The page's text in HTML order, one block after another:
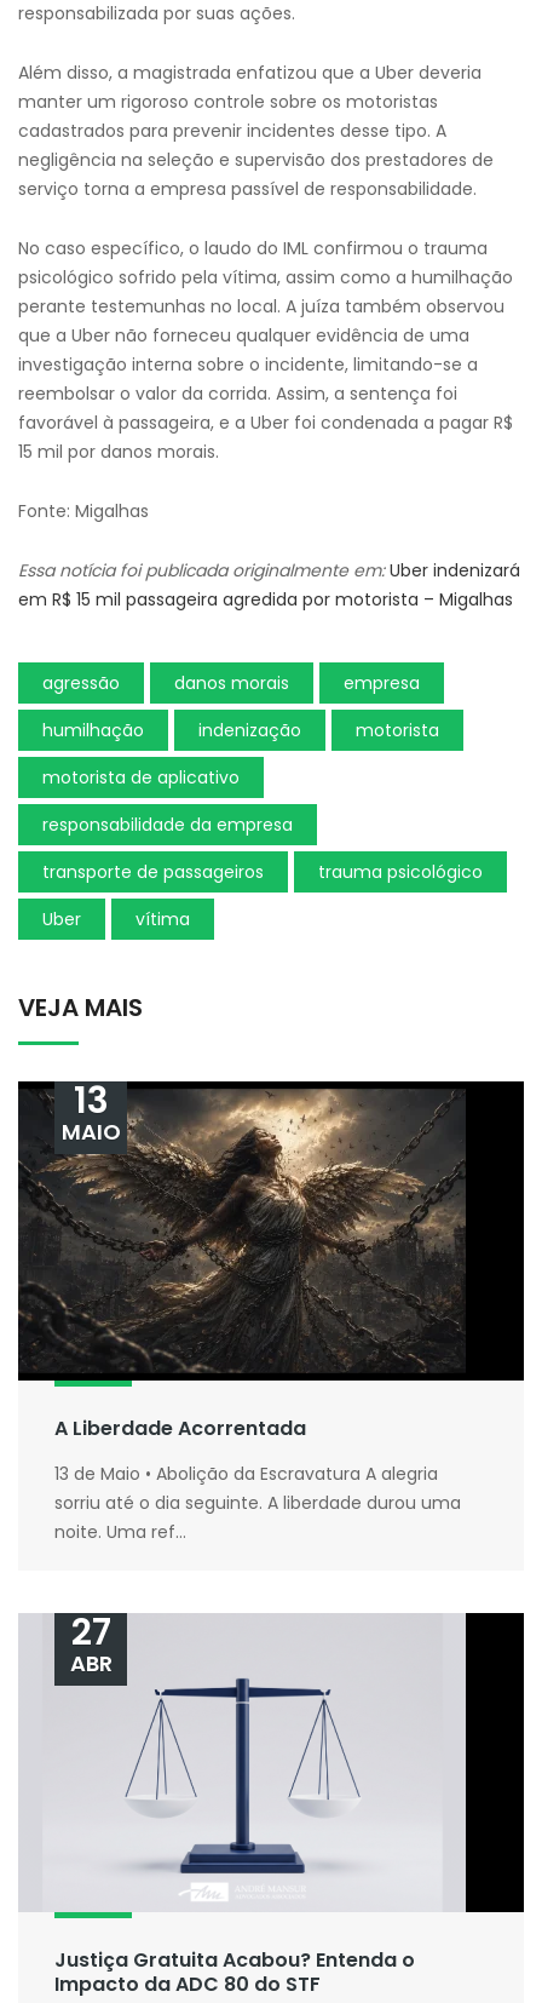
responsabilizada por suas ações.
Além disso, a magistrada enfatizou que a Uber deveria
manter um rigoroso controle sobre os motoristas
cadastrados para prevenir incidentes desse tipo. A
negligência na seleção e supervisão dos prestadores de
serviço torna a empresa passível de responsabilidade.
No caso específico, o laudo do IML confirmou o trauma
psicológico sofrido pela vítima, assim como a humilhação
perante testemunhas no local. A juíza também observou
que a Uber não forneceu qualquer evidência de uma
investigação interna sobre o incidente, limitando-se a
reembolsar o valor da corrida. Assim, a sentença foi
favorável à passageira, e a Uber foi condenada a pagar R$
15 mil por danos morais.
Fonte: Migalhas
Essa notícia foi publicada originalmente em: Uber indenizará
em R$ 15 mil passageira agredida por motorista – Migalhas
agressão danos morais
empresa
humilhação
indenização
motorista
motorista de aplicativo
responsabilidade da empresa
transporte de passageiros
trauma psicológico
Uber
vítima
VEJA MAIS
A Liberdade Acorrentada
13
MAIO
13 de Maio • Abolição da Escravatura A alegria
sorriu até o dia seguinte. A liberdade durou uma
noite. Uma ref...
Justiça Gratuita Acabou? Entenda o
Impacto da ADC 80 do STF
27
ABR